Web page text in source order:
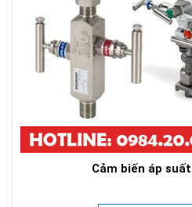
Cảm biến áp